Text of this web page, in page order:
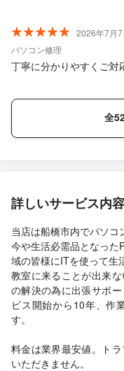
2026年7月
パソコン修理
丁寧に分かりやすくご対
全
詳しいサービス内容
当店は船橋市内でパソコ
今や生活必需品となっ
域の皆様にITを使って生
教室に来ることが出来
の解決の為に出張サポ
ビス開始から10年、作
す。
料金は業界最安値。ト
いただきません。